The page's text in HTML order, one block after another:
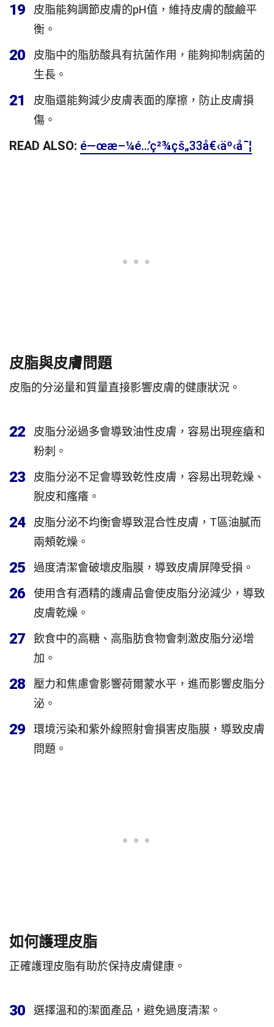
19
皮脂能夠調節皮膚的pH值，維持皮膚的酸鹼平
衡。
20
皮脂中的脂肪酸具有抗菌作用，能夠抑制病菌的
生長。
21
皮脂還能夠減少皮膚表面的摩擦，防止皮膚損
傷。
READ ALSO: é—œæ–¼é…’ç²¾çš„33å€‹äº‹å¯¦
皮脂與皮膚問題
皮脂的分泌量和質量直接影響皮膚的健康狀況。
22
皮脂分泌過多會導致油性皮膚，容易出現痤瘡和
粉刺。
23
皮脂分泌不足會導致乾性皮膚，容易出現乾燥、
脫皮和瘙癢。
24
皮脂分泌不均衡會導致混合性皮膚，T區油膩而
兩頰乾燥。
25 過度清潔會破壞皮脂膜，導致皮膚屏障受損。
26
使用含有酒精的護膚品會使皮脂分泌減少，導致
皮膚乾燥。
27
飲食中的高糖、高脂肪食物會刺激皮脂分泌增
加。
28
壓力和焦慮會影響荷爾蒙水平，進而影響皮脂分
泌。
29
環境污染和紫外線照射會損害皮脂膜，導致皮膚
問題。
如何護理皮脂
正確護理皮脂有助於保持皮膚健康。
30 選擇溫和的潔面產品，避免過度清潔。